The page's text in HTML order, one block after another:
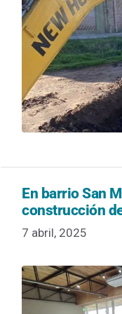
En barrio San
construcción
7 abril, 2025